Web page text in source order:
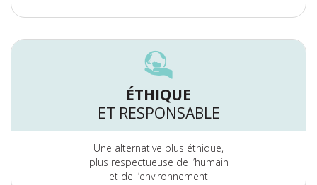
ÉTHIQUE
ET RESPONSABLE
Une alternative plus éthique,
plus respectueuse de l’humain
et de l’environnement